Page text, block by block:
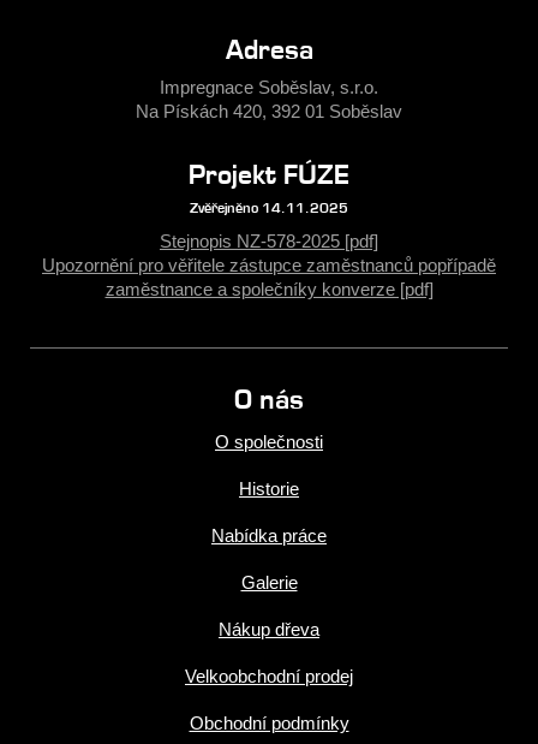
Adresa
Impregnace Soběslav, s.r.o.
Na Pískách 420, 392 01 Soběslav
Projekt FÚZE
Zvěřejněno 14.11.2025
Stejnopis NZ-578-2025 [pdf]
Upozornění pro věřitele zástupce zaměstnanců popřípadě
zaměstnance a společníky konverze [pdf]
O nás
O společnosti
Historie
Nabídka práce
Galerie
Nákup dřeva
Velkoobchodní prodej
Obchodní podmínky